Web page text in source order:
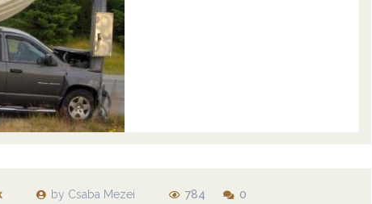
by Csaba Mezei 784 0